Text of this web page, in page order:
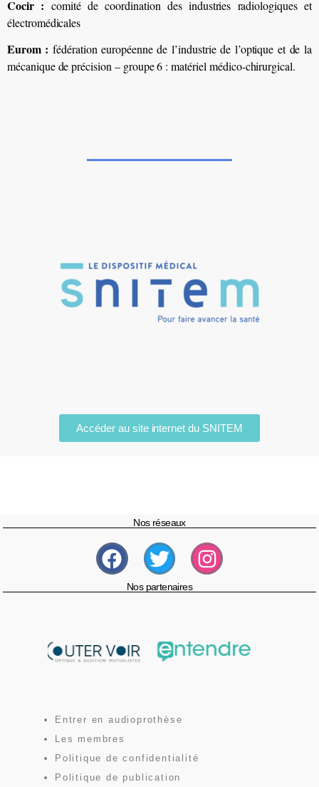
Cocir : comité de coordination des industries radiologiques et
électromédicales
Eurom : fédération européenne de l’industrie de l’optique et de la
mécanique de précision – groupe 6 : matériel médico-chirurgical.
Accéder au site internet du SNITEM
Nos réseaux
Nos partenaires
Entrer en audioprothèse
Les membres
Politique de confidentialité
Politique de publication